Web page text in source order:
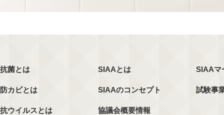
抗菌とは
防カビとは
抗ウイルスとは
SIAAとは
SIAAのコンセプト
協議会概要情報
SIAAマ
試験事